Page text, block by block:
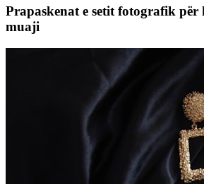
Prapaskenat e setit fotografik për
muaji